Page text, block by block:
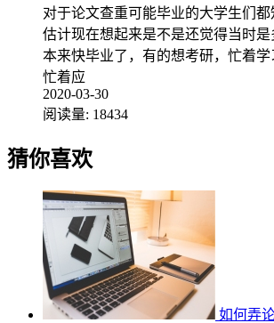
对于论文查重可能毕业的大学生们都
估计现在想起来是不是还觉得当时是
本来快毕业了，有的想考研，忙着学
忙着应
2020-03-30
阅读量: 18434
猜你喜欢
如何弄